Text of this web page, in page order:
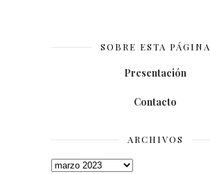
SOBRE ESTA PÁGINA
Presentación
Contacto
ARCHIVOS
Archivos